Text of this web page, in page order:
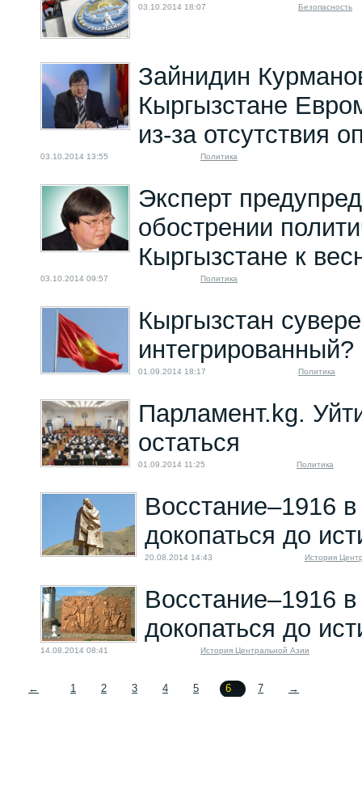
03.10.2014 18:07 Безопасность
Зайнидин
Кыргызстане
из-за отсутствия
03.10.2014 13:55 Политика
Эксперт
обострении
Кыргызстане к
03.10.2014 09:57 Политика
Кыргызстан
интегрированный?
01.09.2014 18:17 Политика
Парламент.kg.
остаться
01.09.2014 11:25 Политика
Восстание–1916
докопаться до
20.08.2014 14:43 История
Восстание–1916
докопаться до
14.08.2014 08:41 История Центральной Азии
← 1 2 3 4 5 6 7 →